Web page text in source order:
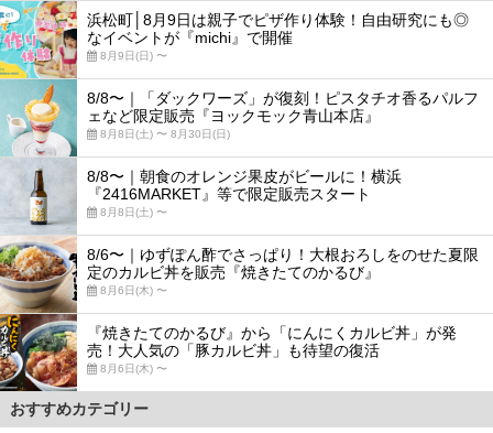
浜松町│8月9日は親子でピザ作り体験！自由研究にも◎
なイベントが『michi』で開催
8月9日(日) 〜
8/8〜｜「ダックワーズ」が復刻！ピスタチオ香るパルフ
ェなど限定販売『ヨックモック青山本店』
8月8日(土) 〜 8月30日(日)
8/8〜｜朝食のオレンジ果皮がビールに！横浜
『2416MARKET』等で限定販売スタート
8月8日(土) 〜
8/6〜｜ゆずぽん酢でさっぱり！大根おろしをのせた夏限
定のカルビ丼を販売『焼きたてのかるび』
8月6日(木) 〜
『焼きたてのかるび』から「にんにくカルビ丼」が発
売！大人気の「豚カルビ丼」も待望の復活
8月6日(木) 〜
おすすめカテゴリー